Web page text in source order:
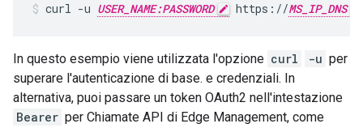
curl -u USER_NAME:PASSWORD https://MS_IP_DNS
In questo esempio viene utilizzata l'opzione curl -u per
superare l'autenticazione di base. e credenziali. In
alternativa, puoi passare un token OAuth2 nell'intestazione
Bearer per Chiamate API di Edge Management, come